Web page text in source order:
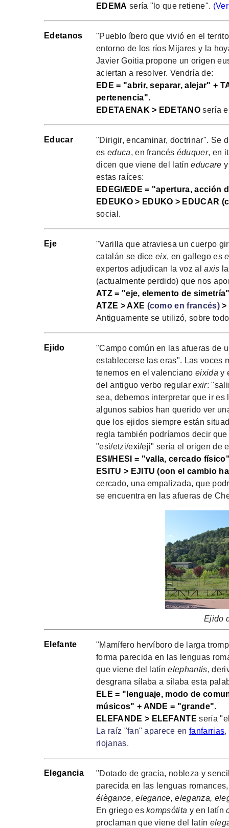
EDEMA sería "lo que retiene".
Edetanos
"Pueblo íbero que vivió en el
entorno de los ríos Mijares y la
Javier Goitia propone un origen
aciertan a resolver. Vendría de:
EDE = "abrir, separar, alejar" +
pertenencia".
EDETAENAK > EDETANO sería
Educar
"Dirigir, encaminar, doctrinar". Se
es educa, en francés éduquer, en
dicen que viene del latíneducare
estas raíces:
EDEGI/EDE = "apertura, acción
EDEUKO > EDUKO > EDUCAR
social.
Eje
"Varilla que atraviesa un cuerpo
catalán se diceeix, en gallego es
expertos adjudican la voz alaxis
(actualmente perdido) que nos
ATZ = "eje, elemento de
ATZE > AXE (como en francés)>
Antiguamente se utilizó, sobre
Ejido
"Campo común en las afueras de
establecerse las eras". Las voces
tenemos en el valencianoeixida y
del antiguo verbo regularexir:
sea, debemos interpretar que ir
algunos sabios han querido ver
que los ejidos siempre están
regla también podríamos decir
"esi/etzi/exi/eji" sería el origen de
ESI/HESI = "valla, cercado
ESITU > EJITU (oon el cambio
cercado, una empalizada, que
se encuentra en las afueras de
Ejido
Elefante
"Mamífero hervíboro de larga
forma parecida en las lenguas
que viene del latínelephantis,
desgrana sílaba a sílaba esta
ELE = "lenguaje, modo de
músicos" + ANDE = "grande".
ELEFANDE > ELEFANTE sería
La raíz "fan" aparece enfanfarrias,
riojanas.
Elegancia
"Dotado de gracia, nobleza y
parecida en las lenguas
élègance, elegance, eleganza,
En griego eskompsótita y en latín
proclaman que viene del latín